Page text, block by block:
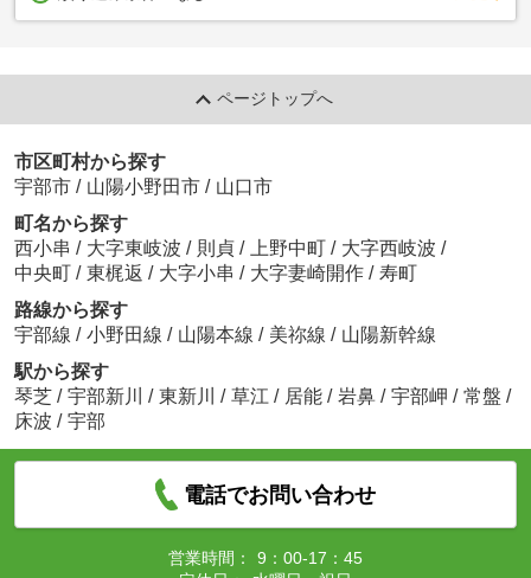
ページトップへ
市区町村から探す
宇部市 / 山陽小野田市 / 山口市
町名から探す
西小串 / 大字東岐波 / 則貞 / 上野中町 / 大字西岐波 /
中央町 / 東梶返 / 大字小串 / 大字妻崎開作 / 寿町
路線から探す
宇部線 / 小野田線 / 山陽本線 / 美祢線 / 山陽新幹線
駅から探す
琴芝 / 宇部新川 / 東新川 / 草江 / 居能 / 岩鼻 / 宇部岬 / 常盤 /
床波 / 宇部
電話でお問い合わせ
営業時間：
9：00-17：45